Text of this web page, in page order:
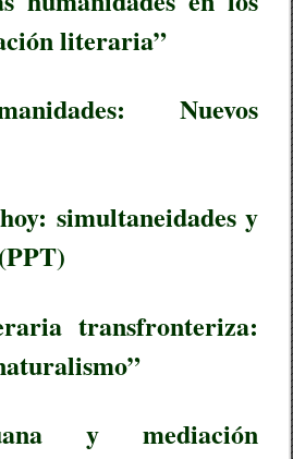
literaria”
Nuevos
simultaneidades y
transfronteriza:
y mediación